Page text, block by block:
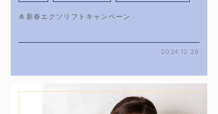
🎍新春エクソリフトキャンペーン
2024.12.28